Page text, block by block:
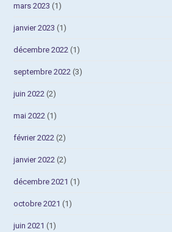
mars 2023 (1)
janvier 2023 (1)
décembre 2022 (1)
septembre 2022 (3)
juin 2022 (2)
mai 2022 (1)
février 2022 (2)
janvier 2022 (2)
décembre 2021 (1)
octobre 2021 (1)
juin 2021 (1)